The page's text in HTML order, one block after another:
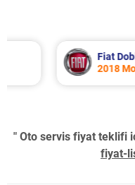
Fiat Doblo
2018 Model
" Oto servis fiyat teklifi
fiyat-